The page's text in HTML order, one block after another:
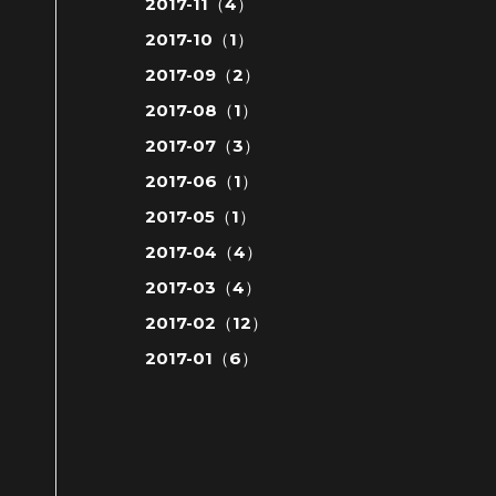
2017-10（1）
2017-09（2）
2017-08（1）
2017-07（3）
2017-06（1）
2017-05（1）
2017-04（4）
2017-03（4）
2017-02（12）
2017-01（6）